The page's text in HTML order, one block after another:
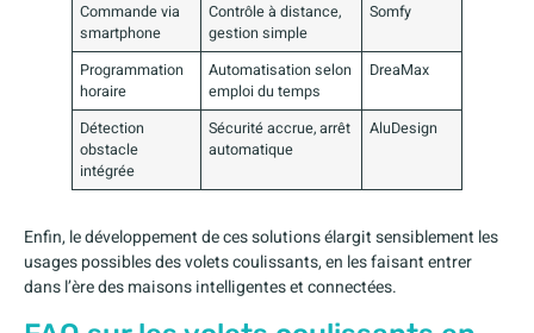
Commande via
smartphone
Contrôle à distance,
gestion simple
Somfy
Programmation
horaire
Automatisation selon
emploi du temps
DreaMax
Détection
obstacle
intégrée
Sécurité accrue, arrêt
automatique
AluDesign
Enfin, le développement de ces solutions élargit sensiblement les
usages possibles des volets coulissants, en les faisant entrer
dans l’ère des maisons intelligentes et connectées.